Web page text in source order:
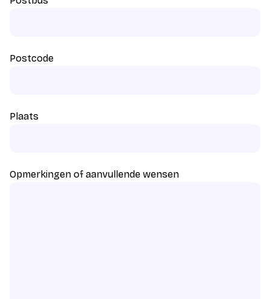
Postcode
Plaats
Opmerkingen of aanvullende wensen